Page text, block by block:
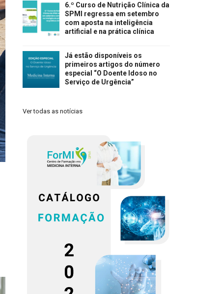
6.º Curso de Nutrição Clínica da
SPMI regressa em setembro
com aposta na inteligência
artificial e na prática clínica
Já estão disponíveis os
primeiros artigos do número
especial “O Doente Idoso no
Serviço de Urgência”
Ver todas as notícias